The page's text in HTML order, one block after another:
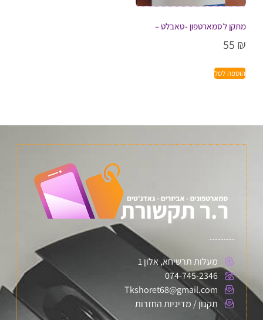
מתקן לסמארטפון -טאבלט –
55 ₪
הוספה לסל
מעלות תרשיחא, אלון 1
074-745-2346
Tkshoret68@gmail.com
תקנון / מדיניות החזרות